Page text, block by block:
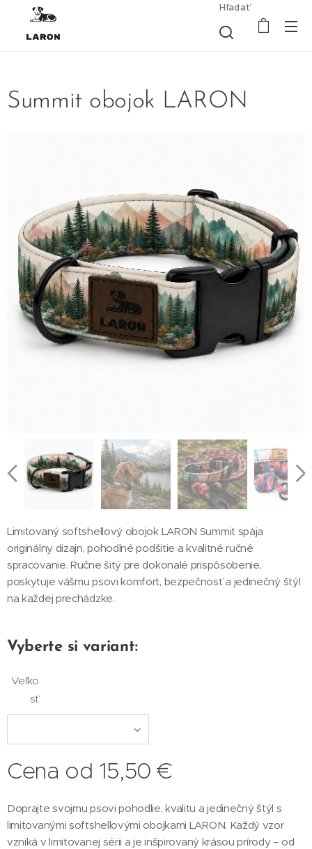
Hľadať
Summit obojok LARON
Limitovaný softshellový obojok LARON Summit spája
originálny dizajn, pohodlné podšitie a kvalitné ručné
spracovanie. Ručne šitý pre dokonalé prispôsobenie,
poskytuje vášmu psovi komfort, bezpečnosť a jedinečný štýl
na každej prechádzke.
Vyberte si variant:
Veľko
sť
Cena od 15,50 €
Doprajte svojmu psovi pohodlie, kvalitu a jedinečný štýl s
limitovanými softshellovými obojkami LARON. Každý vzor
vzniká v limitovanej sérii a je inšpirovaný krásou prírody – od